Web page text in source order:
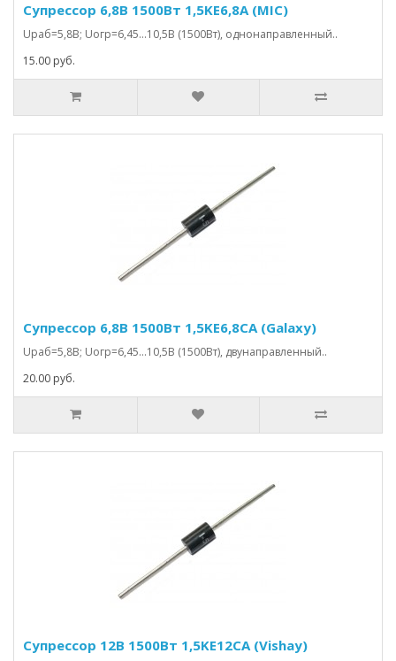
Супрессор 6,8В 1500Вт 1,5KE6,8A (MIC)
Uраб=5,8В; Uогр=6,45…10,5В (1500Вт), однонаправленный..
15.00 руб.
Супрессор 6,8В 1500Вт 1,5KE6,8CA (Galaxy)
Uраб=5,8В; Uогр=6,45…10,5В (1500Вт), двунаправленный..
20.00 руб.
Супрессор 12В 1500Вт 1,5KE12CA (Vishay)